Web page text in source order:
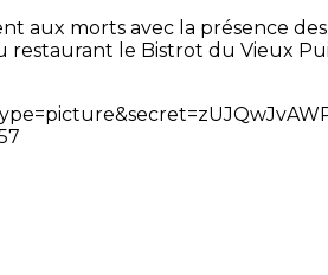
aux morts avec la présence
le Bistrot du Vieux